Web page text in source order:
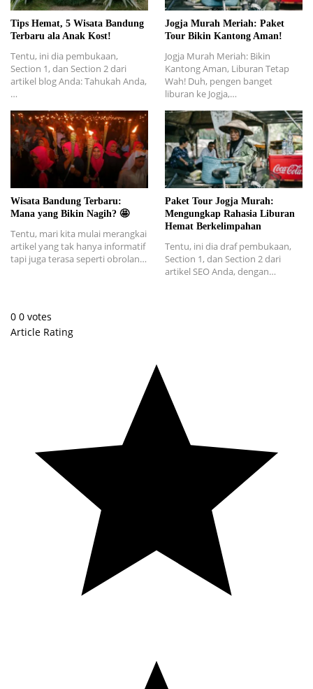
Tips Hemat, 5 Wisata Bandung
Terbaru ala Anak Kost!
Tentu, ini dia pembukaan,
Section 1, dan Section 2 dari
artikel blog Anda: Tahukah Anda,
…
Jogja Murah Meriah: Paket
Tour Bikin Kantong Aman!
Jogja Murah Meriah: Bikin
Kantong Aman, Liburan Tetap
Wah! Duh, pengen banget
liburan ke Jogja,…
Wisata Bandung Terbaru:
Mana yang Bikin Nagih? 🤩
Tentu, mari kita mulai merangkai
artikel yang tak hanya informatif
tapi juga terasa seperti obrolan…
Paket Tour Jogja Murah:
Mengungkap Rahasia Liburan
Hemat Berkelimpahan
Tentu, ini dia draf pembukaan,
Section 1, dan Section 2 dari
artikel SEO Anda, dengan…
0 0 votes
Article Rating